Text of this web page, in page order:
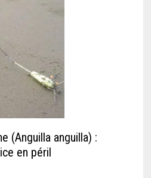
(Anguilla anguilla) :
en péril